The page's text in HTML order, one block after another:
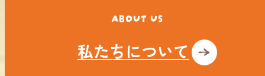
ABOUT US
私たちについて